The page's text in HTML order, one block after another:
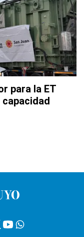
para la ET
capacidad